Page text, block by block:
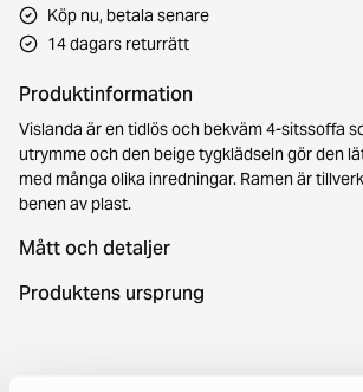
Köp nu, betala senare
14 dagars returrätt
Produktinformation
Vislanda är en tidlös och bekväm 4-sitssoffa
utrymme och den beige tygklädseln gör den
med många olika inredningar. Ramen är
benen av plast.
Mått och detaljer
Produktens ursprung